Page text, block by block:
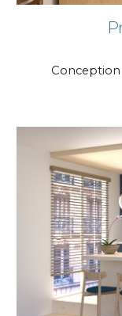
Conception